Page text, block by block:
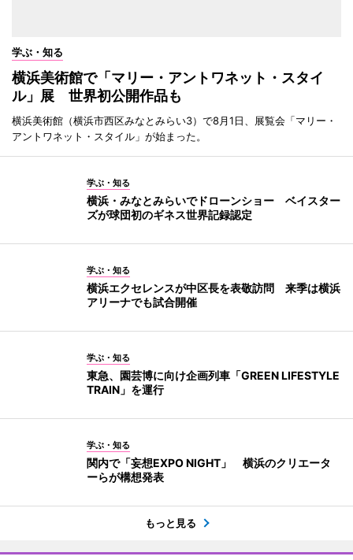
学ぶ・知る
横浜美術館で「マリー・アントワネット・スタイ
ル」展 世界初公開作品も
横浜美術館（横浜市西区みなとみらい3）で8月1日、展覧会「マリー・
アントワネット・スタイル」が始まった。
学ぶ・知る
横浜・みなとみらいでドローンショー ベイスター
ズが球団初のギネス世界記録認定
学ぶ・知る
横浜エクセレンスが中区長を表敬訪問 来季は横浜
アリーナでも試合開催
学ぶ・知る
東急、園芸博に向け企画列車「GREEN LIFESTYLE
TRAIN」を運行
学ぶ・知る
関内で「妄想EXPO NIGHT」 横浜のクリエータ
ーらが構想発表
もっと見る